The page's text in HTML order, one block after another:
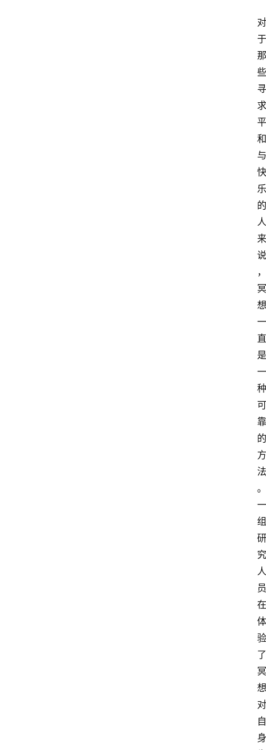
对
于
那
些
寻
求
平
和
与
快
乐
的
人
来
说
，
冥
想
一
直
是
一
种
可
靠
的
方
法
。
一
组
研
究
人
员
在
体
验
了
冥
想
对
自
身